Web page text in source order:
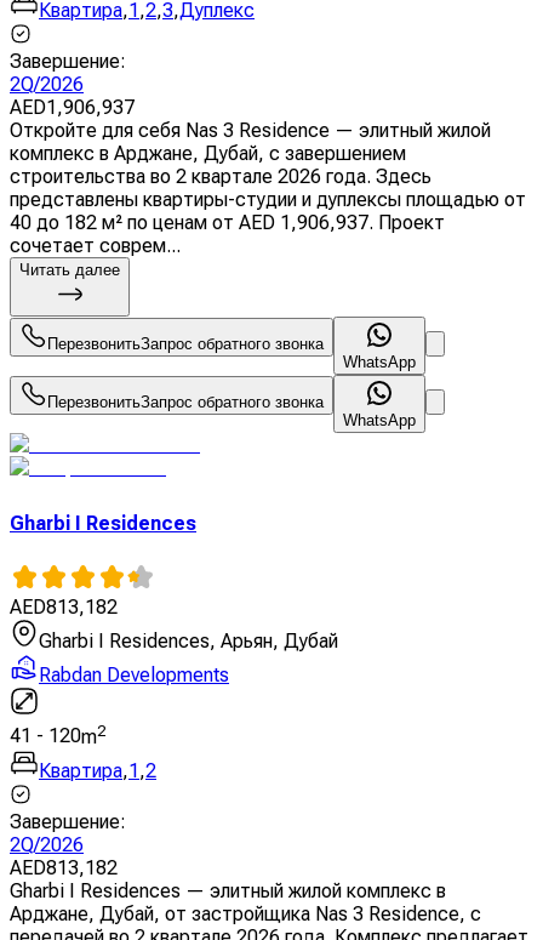
Квартира,1 ,2,3,Дуплекс
Завершение:
2Q/2026
AED1,906,937
Откройте для себя Nas 3 Residence — элитный жилой
комплекс в Арджане, Дубай, с завершением
строительства во 2 квартале 2026 года. Здесь
представлены квартиры-студии и дуплексы площадью от
40 до 182 м² по ценам от AED 1,906,937. Проект
сочетает соврем...
Читать далее
ПерезвонитьЗапрос обратного звонка
WhatsApp
ПерезвонитьЗапрос обратного звонка
WhatsApp
Gharbi I Residences
AED813,182
Gharbi I Residences, Арьян, Дубай
Rabdan Developments
41 - 120m2
Квартира,1,2
Завершение:
2Q/2026
AED813,182
Gharbi I Residences — элитный жилой комплекс в
Арджане, Дубай, от застройщика Nas 3 Residence, с